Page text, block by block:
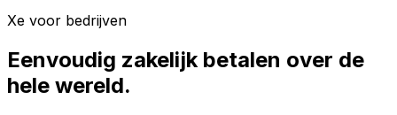
Xe voor bedrijven
Eenvoudig zakelijk betalen over de
hele wereld.